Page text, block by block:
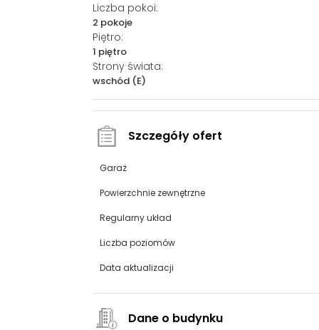
Liczba pokoi:
2 pokoje
Piętro:
1 piętro
Strony świata:
wschód (E)
Szczegóły ofert
Garaż
Powierzchnie zewnętrzne
Regularny układ
Liczba poziomów
Data aktualizacji
Dane o budynku